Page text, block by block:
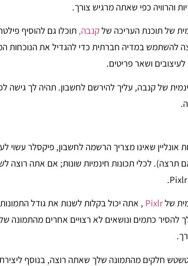
והרוויה כפי שאתה מרגיש צורך.
של תוכנת העריכה שלקנבה,תוכלו גם להוסיף
להשתמש במדיה חברתית כדי להגדיל את הנוכחות
ושאר פריטים.
של קנבה, עליך להירשם לחשבון. תהיה לך גישה
אונליין שאינו מצריך הרשמה לחשבון, פיקסלר עשוי
תרצה). לכלי תכונות חינמיות שונות; אם אתה רוצה
שלPixlr , אתה יכול בקלות לשנות את גודל
להסיר כתמים ונושאים לא רצויים אחרים מהתמונה
חלקים מהתמונה שלך שאתה רוצה, בנוסף